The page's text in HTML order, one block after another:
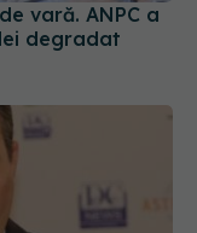
vară. ANPC a
degradat